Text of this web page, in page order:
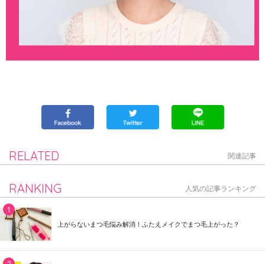
RELATED 関連記事
RANKING 人気の記事ランキング
上がらないまつ毛悩み解消！ふたえメイクでまつ毛上がった？